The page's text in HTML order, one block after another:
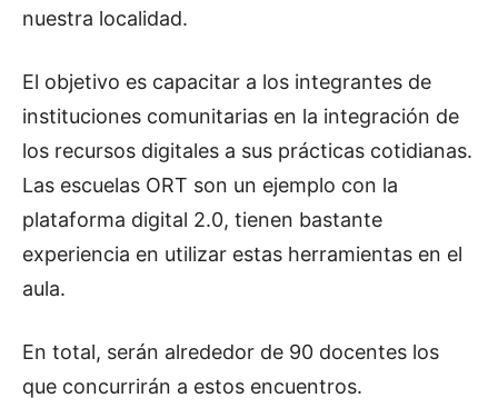
nuestra localidad.
El objetivo es capacitar a los integrantes de
instituciones comunitarias en la integración de
los recursos digitales a sus prácticas cotidianas.
Las escuelas ORT son un ejemplo con la
plataforma digital 2.0, tienen bastante
experiencia en utilizar estas herramientas en el
aula.
En total, serán alrededor de 90 docentes los
que concurrirán a estos encuentros.